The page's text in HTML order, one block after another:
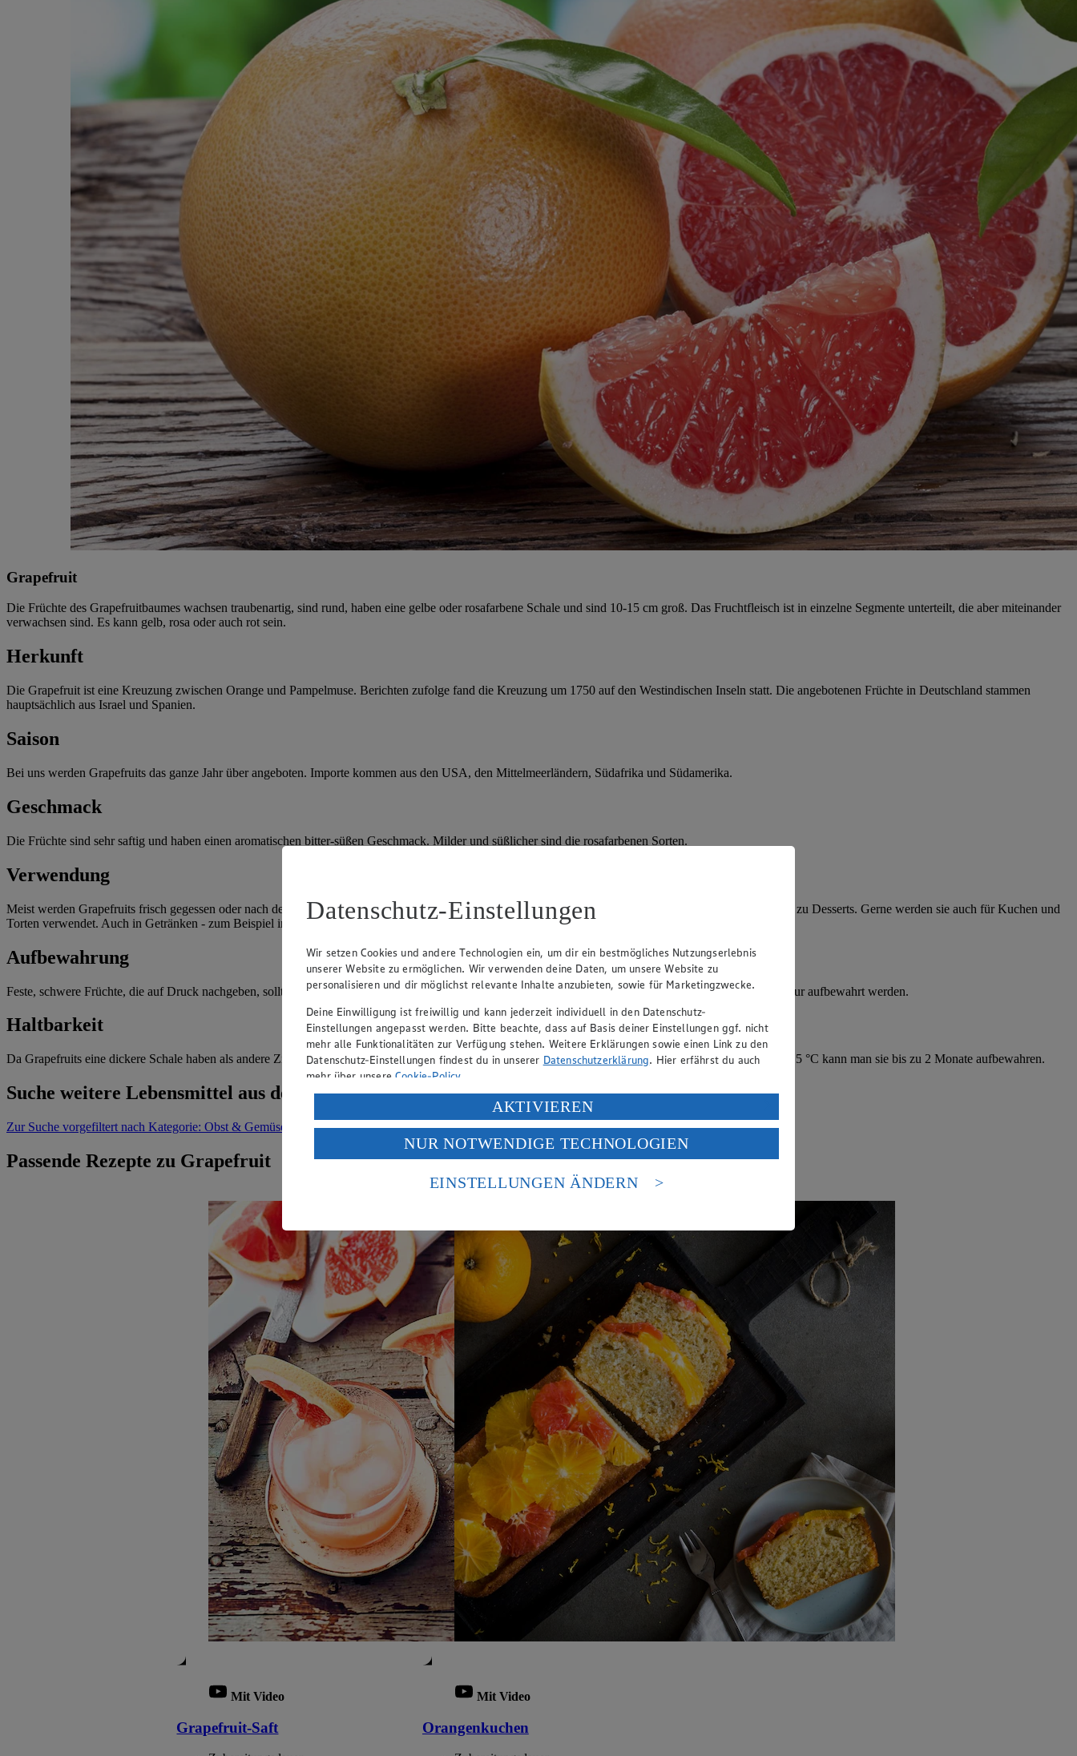
Grapefruit
Die Früchte des Grapefruitbaumes wachsen traubenartig, sind rund, haben eine gelbe oder rosafarbene Schale und sind 10-15 cm groß. Das Fruchtfleisch ist in einzelne Segmente unterteilt, die aber miteinander
verwachsen sind. Es kann gelb, rosa oder auch rot sein.
Herkunft
Die Grapefruit ist eine Kreuzung zwischen Orange und Pampelmuse. Berichten zufolge fand die Kreuzung um 1750 auf den Westindischen Inseln statt. Die angebotenen Früchte in Deutschland stammen
hauptsächlich aus Israel und Spanien.
Saison
Bei uns werden Grapefruits das ganze Jahr über angeboten. Importe kommen aus den USA, den Mittelmeerländern, Südafrika und Südamerika.
Geschmack
Die Früchte sind sehr saftig und haben einen aromatischen bitter-süßen Geschmack. Milder und süßlicher sind die rosafarbenen Sorten.
Verwendung
Meist werden Grapefruits frisch gegessen oder nach der Ernte zu Fruchtkonzentraten verarbeitet. Die Früchte passen prima in herzhafte und süße Salate und zu Desserts. Gerne werden sie auch für Kuchen und
Torten verwendet. Auch in Getränken - zum Beispiel in Infused WaterInfused Water- schmecken sie sehr erfrischend.
Aufbewahrung
Feste, schwere Früchte, die auf Druck nachgeben, sollten beim Kauf bevorzugt werden. Am besten kühl und trocken lagern. Sie sollten bei Zimmertemperatur aufbewahrt werden.
Haltbarkeit
Da Grapefruits eine dickere Schale haben als andere Zitrusfrüchte, sind sie auch bei Zimmertemperatur ca. 2 Wochen haltbar. Bei einer Temperatur von 10-15 °C kann man sie bis zu 2 Monate aufbewahren.
Suche weitere Lebensmittel aus dem Bereich „Obst & Gemüse“
Zur Suche vorgefiltert nach Kategorie: Obst & Gemüse
Passende Rezepte zu Grapefruit
Mit Video
Grapefruit-Saft
Mit Video
Orangenkuchen
Datenschutz-Einstellungen
Wir setzen Cookies und andere Technologien ein, um dir ein bestmögliches Nutzungserlebnis
unserer Website zu ermöglichen. Wir verwenden deine Daten, um unsere Website zu
personalisieren und dir möglichst relevante Inhalte anzubieten, sowie für Marketingzwecke.
Deine Einwilligung ist freiwillig und kann jederzeit individuell in den Datenschutz-
Einstellungen angepasst werden. Bitte beachte, dass auf Basis deiner Einstellungen ggf. nicht
mehr alle Funktionalitäten zur Verfügung stehen. Weitere Erklärungen sowie einen Link zu den
Datenschutz-Einstellungen findest du in unserer Datenschutzerklärung. Hier erfährst du auch
mehr über unsereCookie-Policy.
Verarbeitung deiner personenbezogenen Daten in den USA durch Facebook und YouTube:
Wenn du auf „Aktivieren“ klickst, willigst du im Sinne des Art. 49 Abs. 1 Satz 1 lit. a) DSGVO
ein, dass deine Daten in den USA verarbeitet werden. Der EuGH sieht die USA als Land mit
einem nach europäischen Standards nicht angemessenen Datenschutzniveau an. Es besteht das
Risiko eines Zugriffs durch US-amerikanische Behörden.
AKTIVIEREN
NUR NOTWENDIGE TECHNOLOGIEN
EINSTELLUNGEN ÄNDERN